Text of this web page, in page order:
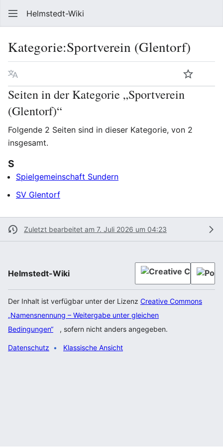
Helmstedt-Wiki
Kategorie:Sportverein (Glentorf)
Sprache
Seiten in der Kategorie „Sportverein
(Glentorf)“
Folgende 2 Seiten sind in dieser Kategorie, von 2
insgesamt.
S
Spielgemeinschaft Sundern
SV Glentorf
Zuletzt bearbeitet am 7. Juli 2026 um 04:23
Helmstedt-Wiki
Der Inhalt ist verfügbar unter der Lizenz Creative Commons
„Namensnennung – Weitergabe unter gleichen
Bedingungen“
, sofern nicht anders angegeben.
Datenschutz Klassische Ansicht